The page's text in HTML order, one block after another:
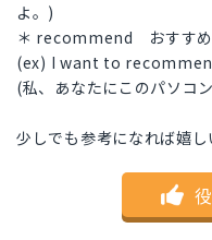
よ。)
＊ recommend おすすめ
(ex) I want to
(私、あなたにこのパソコ
少しでも参考になれば嬉し